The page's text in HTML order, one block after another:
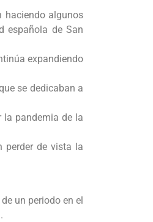
haciendo algunos
española de San
expandiendo
se dedicaban a
la pandemia de la
perder de vista la
un periodo en el